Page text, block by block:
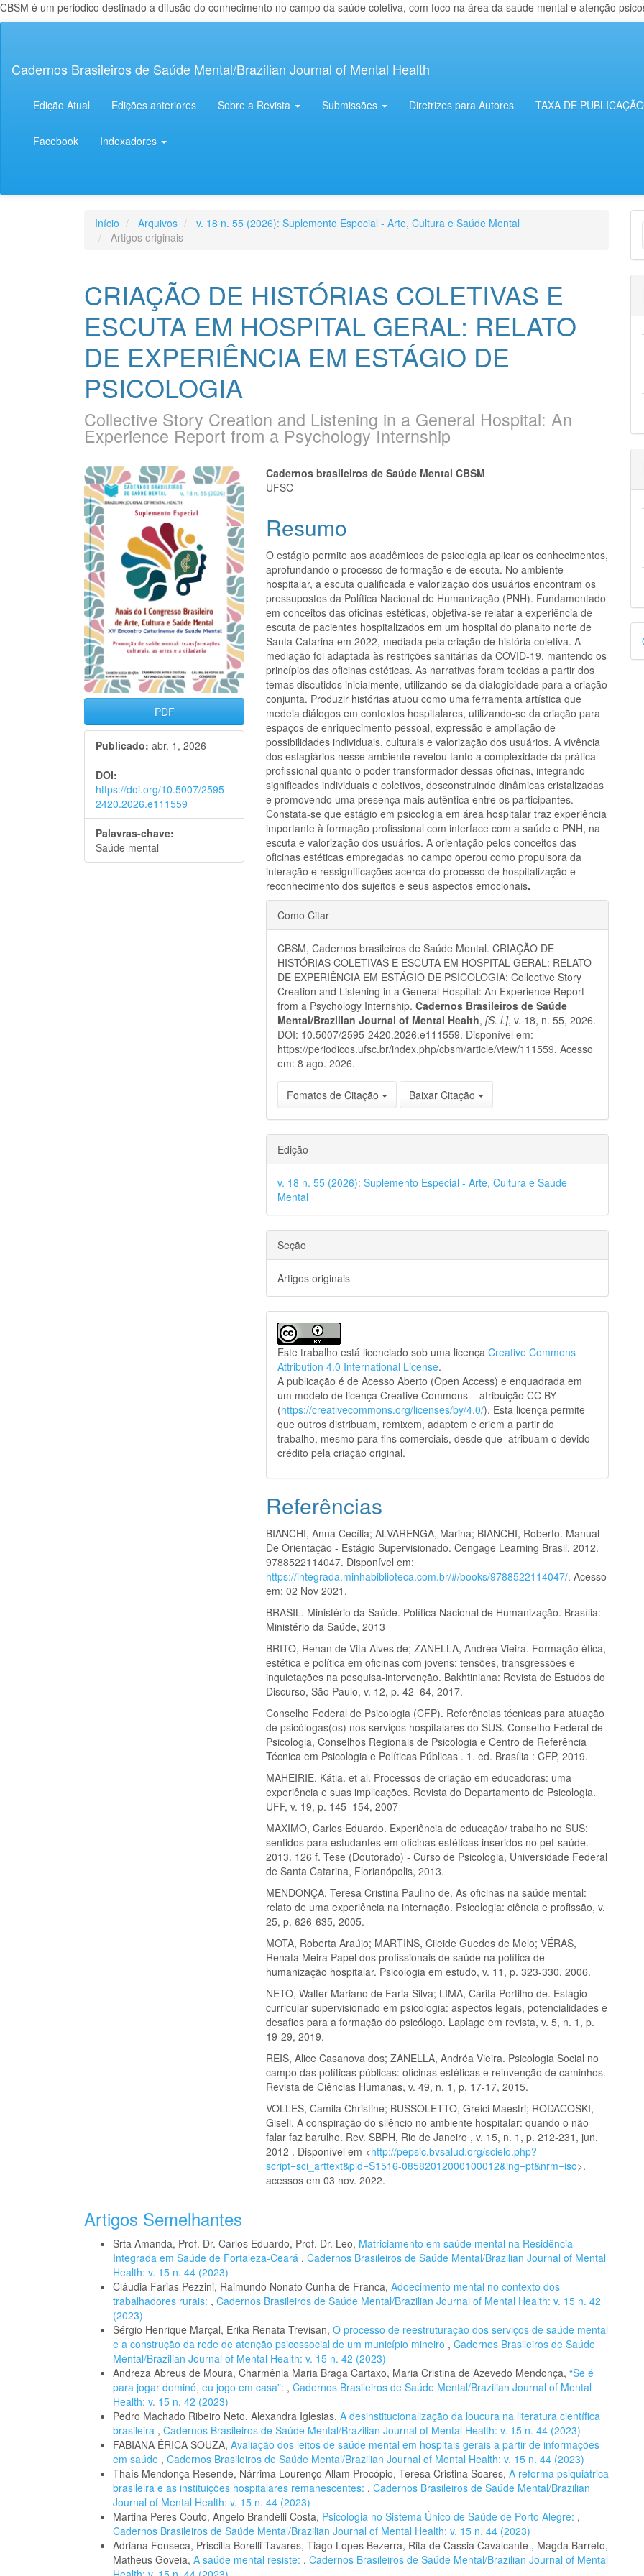
CBSM é um periódico destinado à difusão do conhecimento no campo da saúde coletiva, com foco na área da saúde mental e atenção
principal
Lateral
Cadernos Brasileiros de Saúde Mental/Brazilian Journal of Mental Health
Edição Atual Edições anteriores Sobre a Revista Submissões Diretrizes para Autores TAXA DE PUBLICAÇÃO
Facebook Indexadores
Início Arquivos
v. 18 n. 55 (2026): Suplemento Especial - Arte, Cultura e Saúde Mental
Artigos originais
CRIAÇÃO DE HISTÓRIAS COLETIVAS E
ESCUTA EM HOSPITAL GERAL: RELATO
DE EXPERIÊNCIA EM ESTÁGIO DE
PSICOLOGIA
Collective Story Creation and Listening in a General Hospital: An
Experience Report from a Psychology Internship
Barra
lateral
de
artigos
PDF
Publicado: abr. 1, 2026
DOI:
https://doi.org/10.5007/2595-
2420.2026.e111559
Palavras-chave:
Saúde mental
Conteúdo
artigo
principal
Cadernos brasileiros de Saúde Mental CBSM
UFSC
Resumo
O estágio permite aos acadêmicos de psicologia aplicar os conhecimentos,
aprofundando o processo de formação e de escuta. No ambiente
hospitalar, a escuta qualificada e valorização dos usuários encontram os
pressupostos da Política Nacional de Humanização (PNH). Fundamentado
em conceitos das oficinas estéticas, objetiva-se relatar a experiência de
escuta de pacientes hospitalizados em um hospital do planalto norte de
Santa Catarina em 2022, mediada pela criação de história coletiva. A
mediação foi adaptada às restrições sanitárias da COVID-19, mantendo os
princípios das oficinas estéticas. As narrativas foram tecidas a partir dos
temas discutidos inicialmente, utilizando-se da dialogicidade para a criação
conjunta. Produzir histórias atuou como uma ferramenta artística que
medeia diálogos em contextos hospitalares, utilizando-se da criação para
espaços de enriquecimento pessoal, expressão e ampliação de
possibilidades individuais, culturais e valorização dos usuários. A vivência
dos estagiários nesse ambiente revelou tanto a complexidade da prática
profissional quanto o poder transformador dessas oficinas, integrando
significados individuais e coletivos, desconstruindo dinâmicas cristalizadas
e promovendo uma presença mais autêntica entre os participantes.
Constata-se que estágio em psicologia em área hospitalar traz experiência
importante à formação profissional com interface com a saúde e PNH, na
escuta e valorização dos usuários. A orientação pelos conceitos das
oficinas estéticas empregadas no campo operou como propulsora da
interação e ressignificações acerca do processo de hospitalização e
reconhecimento dos sujeitos e seus aspectos emocionais.
Detalhes
do
artigo
Como Citar
CBSM, Cadernos brasileiros de Saúde Mental. CRIAÇÃO DE
HISTÓRIAS COLETIVAS E ESCUTA EM HOSPITAL GERAL: RELATO
DE EXPERIÊNCIA EM ESTÁGIO DE PSICOLOGIA: Collective Story
Creation and Listening in a General Hospital: An Experience Report
from a Psychology Internship.Cadernos Brasileiros de Saúde
Mental/Brazilian Journal of Mental Health,[S. l.], v. 18, n. 55, 2026.
DOI: 10.5007/2595-2420.2026.e111559. Disponível em:
https://periodicos.ufsc.br/index.php/cbsm/article/view/111559. Acesso
em: 8 ago. 2026.
Fomatos de Citação Baixar Citação
Edição
v. 18 n. 55 (2026): Suplemento Especial - Arte, Cultura e Saúde
Mental
Seção
Artigos originais
Este trabalho está licenciado sob uma licençaCreative Commons
Attribution 4.0 International License.
A publicação é de Acesso Aberto (Open Access) e enquadrada em
um modelo de licença Creative Commons – atribuição CC BY
(https://creativecommons.org/licenses/by/4.0/). Esta licença permite
que outros distribuam, remixem, adaptem e criem a partir do
trabalho, mesmo para fins comerciais, desde que atribuam o devido
crédito pela criação original.
Referências
BIANCHI, Anna Cecília; ALVARENGA, Marina; BIANCHI, Roberto. Manual
De Orientação - Estágio Supervisionado. Cengage Learning Brasil, 2012.
9788522114047. Disponível em:
https://integrada.minhabiblioteca.com.br/#/books/9788522114047/. Acesso
em: 02 Nov 2021.
BRASIL. Ministério da Saúde. Política Nacional de Humanização. Brasília:
Ministério da Saúde, 2013
BRITO, Renan de Vita Alves de; ZANELLA, Andréa Vieira. Formação ética,
estética e política em oficinas com jovens: tensões, transgressões e
inquietações na pesquisa-intervenção. Bakhtiniana: Revista de Estudos do
Discurso, São Paulo, v. 12, p. 42–64, 2017.
Conselho Federal de Psicologia (CFP). Referências técnicas para atuação
de psicólogas(os) nos serviços hospitalares do SUS. Conselho Federal de
Psicologia, Conselhos Regionais de Psicologia e Centro de Referência
Técnica em Psicologia e Políticas Públicas . 1. ed. Brasília : CFP, 2019.
MAHEIRIE, Kátia. et al. Processos de criação em educadoras: uma
experiência e suas implicações. Revista do Departamento de Psicologia.
UFF, v. 19, p. 145–154, 2007
MAXIMO, Carlos Eduardo. Experiência de educação/ trabalho no SUS:
sentidos para estudantes em oficinas estéticas inseridos no pet-saúde.
2013. 126 f. Tese (Doutorado) - Curso de Psicologia, Universidade Federal
de Santa Catarina, Florianópolis, 2013.
MENDONÇA, Teresa Cristina Paulino de. As oficinas na saúde mental:
relato de uma experiência na internação. Psicologia: ciência e profissão, v.
25, p. 626-635, 2005.
MOTA, Roberta Araújo; MARTINS, Cileide Guedes de Melo; VÉRAS,
Renata Meira Papel dos profissionais de saúde na política de
humanização hospitalar. Psicologia em estudo, v. 11, p. 323-330, 2006.
NETO, Walter Mariano de Faria Silva; LIMA, Cárita Portilho de. Estágio
curricular supervisionado em psicologia: aspectos legais, potencialidades e
desafios para a formação do psicólogo. Laplage em revista, v. 5, n. 1, p.
19-29, 2019.
REIS, Alice Casanova dos; ZANELLA, Andréa Vieira. Psicologia Social no
campo das políticas públicas: oficinas estéticas e reinvenção de caminhos.
Revista de Ciências Humanas, v. 49, n. 1, p. 17-17, 2015.
VOLLES, Camila Christine; BUSSOLETTO, Greici Maestri; RODACOSKI,
Giseli. A conspiração do silêncio no ambiente hospitalar: quando o não
falar faz barulho. Rev. SBPH, Rio de Janeiro , v. 15, n. 1, p. 212-231, jun.
2012 . Disponível em <http://pepsic.bvsalud.org/scielo.php?
script=sci_arttext&pid=S1516-08582012000100012&lng=pt&nrm=iso>.
acessos em 03 nov. 2022.
Artigos Semelhantes
Srta Amanda, Prof. Dr. Carlos Eduardo, Prof. Dr. Leo, Matriciamento em saúde mental na Residência
Integrada em Saúde de Fortaleza-Ceará , Cadernos Brasileiros de Saúde Mental/Brazilian Journal of Mental
Health: v. 15 n. 44 (2023)
Cláudia Farias Pezzini, Raimundo Nonato Cunha de Franca, Adoecimento mental no contexto dos
trabalhadores rurais: , Cadernos Brasileiros de Saúde Mental/Brazilian Journal of Mental Health: v. 15 n. 42
(2023)
Sérgio Henrique Marçal, Erika Renata Trevisan, O processo de reestruturação dos serviços de saúde mental
e a construção da rede de atenção psicossocial de um município mineiro , Cadernos Brasileiros de Saúde
Mental/Brazilian Journal of Mental Health: v. 15 n. 42 (2023)
Andreza Abreus de Moura, Charmênia Maria Braga Cartaxo, Maria Cristina de Azevedo Mendonça, “Se é
para jogar dominó, eu jogo em casa”: , Cadernos Brasileiros de Saúde Mental/Brazilian Journal of Mental
Health: v. 15 n. 42 (2023)
Pedro Machado Ribeiro Neto, Alexandra Iglesias, A desinstitucionalização da loucura na literatura científica
brasileira , Cadernos Brasileiros de Saúde Mental/Brazilian Journal of Mental Health: v. 15 n. 44 (2023)
FABIANA ÉRICA SOUZA, Avaliação dos leitos de saúde mental em hospitais gerais a partir de informações
em saúde , Cadernos Brasileiros de Saúde Mental/Brazilian Journal of Mental Health: v. 15 n. 44 (2023)
Thaís Mendonça Resende, Nárrima Lourenço Allam Procópio, Teresa Cristina Soares, A reforma psiquiátrica
brasileira e as instituições hospitalares remanescentes: , Cadernos Brasileiros de Saúde Mental/Brazilian
Journal of Mental Health: v. 15 n. 44 (2023)
Martina Peres Couto, Angelo Brandelli Costa, Psicologia no Sistema Único de Saúde de Porto Alegre: ,
Cadernos Brasileiros de Saúde Mental/Brazilian Journal of Mental Health: v. 15 n. 44 (2023)
Adriana Fonseca, Priscilla Borelli Tavares, Tiago Lopes Bezerra, Rita de Cassia Cavalcante , Magda Barreto,
Matheus Goveia, A saúde mental resiste: , Cadernos Brasileiros de Saúde Mental/Brazilian Journal of Mental